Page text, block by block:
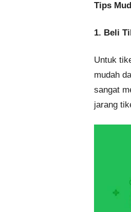
Tips
1. Beli
Untuk
mudah
sangat
jarang